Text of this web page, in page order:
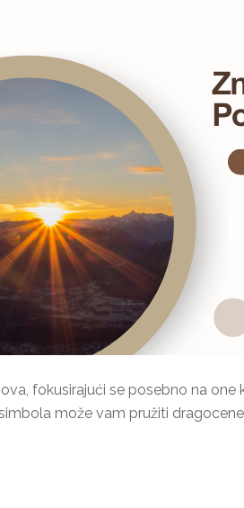
fokusirajući se posebno na
može vam pružiti